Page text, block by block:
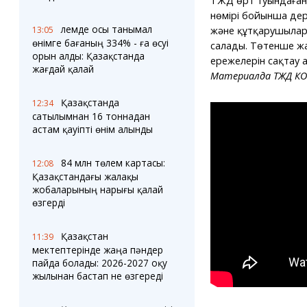
13:05
Әлемде осы танымал
өнімге бағаның 334% - ға өсуі
орын алды: Қазақстанда
жағдай қалай
12:34
Қазақстанда
сатылымнан 16 тоннадан
астам қауіпті өнім алынды
12:08
84 млн төлем картасы:
Қазақстандағы жалақы
жобаларының нарығы қалай
өзгерді
11:39
Қазақстан
мектептерінде жаңа пәндер
пайда болады: 2026-2027 оқу
жылынан бастап не өзгереді
нөмірі бойынша
және
салады. Төтенше
ережелерін сақтау
Материалда ТЖД